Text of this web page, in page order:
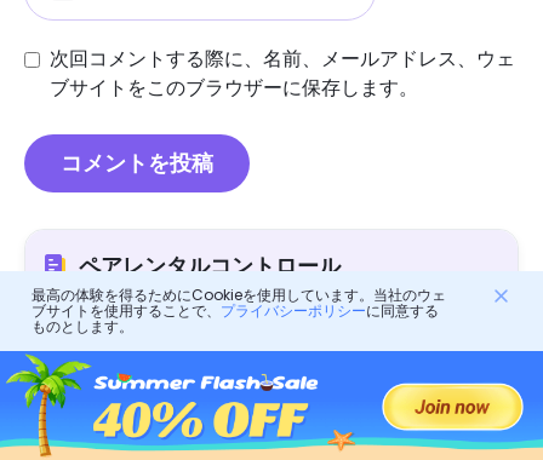
次回コメントする際に、名前、メールアドレス、ウェ
ブサイトをこのブラウザーに保存します。
ペアレンタルコントロール
ブロックされたゲーム：なぜ学校と保護者が気にするべ
きなのか
子供向けの最高のオンライン：画面時間の管理ガイド
ロビンフッドは安全です：両親はティーン投資について
最高の体験を得るためにCookieを使用しています。当社のウェ
ブサイトを使用することで、 プライバシーポリシーに同意する
ものとします。